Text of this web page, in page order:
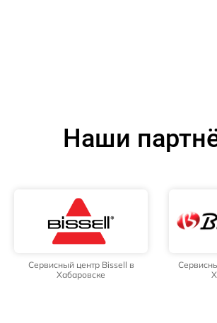
Наши
Сервисный центр Bissell в
Хабаровске